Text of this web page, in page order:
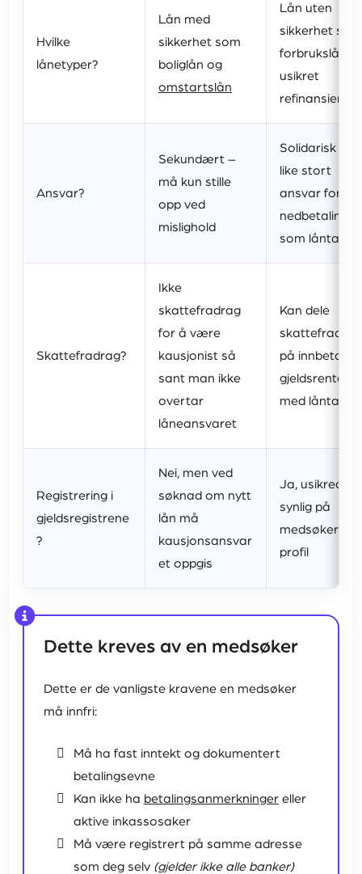
Hvilke
lånetyper?
Lån med
sikkerhet som
boliglån og
omstartslån
Lån uten
sikkerhet som
forbrukslån
usikret
refinansiering
Ansvar?
Sekundært –
må kun stille
opp ved
mislighold
Solidarisk –
like stort
ansvar for
nedbetaling
som
Skattefradrag?
Ikke
skattefradrag
for å være
kausjonist så
sant man ikke
overtar
låneansvaret
Kan dele
på innbetalte
gjeldsrenter
med
Registrering i
gjeldsregistrene
?
Nei, men ved
søknad om nytt
lån må
kausjonsansvar
et oppgis
Ja, usikrede
synlig på
medsøkerens
profil
Dette kreves av en medsøker
Dette er de vanligste kravene en medsøker
må innfri:
Må ha fast inntekt og dokumentert
betalingsevne
Kan ikke ha betalingsanmerkningereller
aktive inkassosaker
Må være registrert på samme adresse
som deg selv (gjelder ikke alle banker)